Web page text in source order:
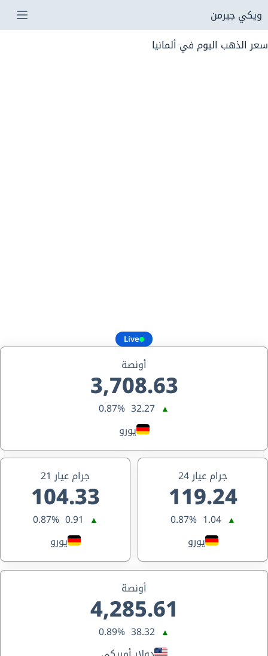
التجاوز
إلى
المحتوى
ويكي جيرمن
سعر الذهب اليوم في ألمانيا
Live
أونصة
3,708.63
▲
32.27
0.87%
يورو
جرام عيار 24
119.24
▲
1.04
0.87%
يورو
جرام عيار 21
104.33
▲
0.91
0.87%
يورو
أونصة
4,285.61
▲
38.32
0.89%